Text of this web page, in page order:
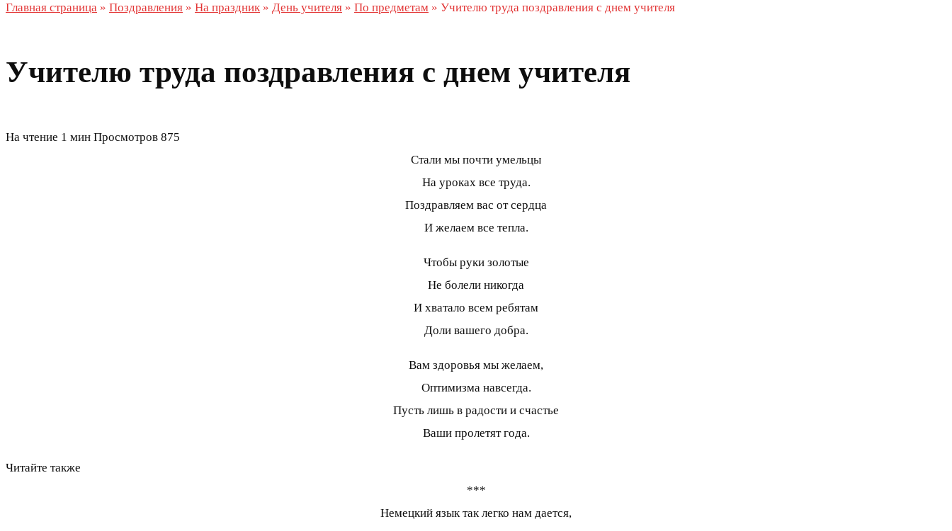
Главная страница » Поздравления » На праздник » День учителя » По предметам » Учителю труда поздравления с днем учителя
Учителю труда поздравления с днем учителя
На чтение 1 мин Просмотров 875
Стали мы почти умельцы
На уроках все труда.
Поздравляем вас от сердца
И желаем все тепла.
Чтобы руки золотые
Не болели никогда
И хватало всем ребятам
Доли вашего добра.
Вам здоровья мы желаем,
Оптимизма навсегда.
Пусть лишь в радости и счастье
Ваши пролетят года.
Читайте также
***
Немецкий язык так легко нам дается,